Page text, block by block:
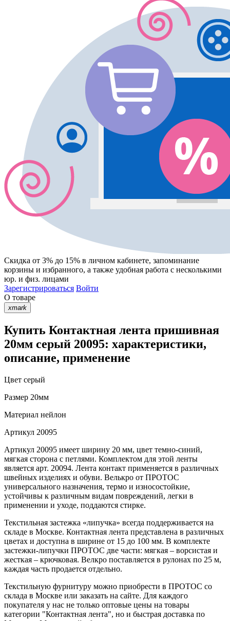
Скидка от 3% до 15% в личном кабинете, запоминание
корзины и избранного, а также удобная работа с несколькими
юр. и физ. лицами
Зарегистрироваться Войти
О товаре
xmark
Купить Контактная лента пришивная
20мм серый 20095: характеристики,
описание, применение
Цвет серый
Размер 20мм
Материал нейлон
Артикул 20095
Артикул 20095 имеет ширину 20 мм, цвет темно-синий,
мягкая сторона с петлями. Комплектом для этой ленты
является арт. 20094. Лента контакт применяется в различных
швейных изделиях и обуви. Велькро от ПРОТОС
универсального назначения, термо и износостойкие,
устойчивы к различным видам повреждений, легки в
применении и уходе, поддаются стирке.
Текстильная застежка «липучка» всегда поддерживается на
складе в Москве. Контактная лента представлена в различных
цветах и доступна в ширине от 15 до 100 мм. В комплекте
застежки-липучки ПРОТОС две части: мягкая – ворсистая и
жесткая – крючковая. Велкро поставляется в рулонах по 25 м,
каждая часть продается отдельно.
Текстильную фурнитуру можно приобрести в ПРОТОС со
склада в Москве или заказать на сайте. Для каждого
покупателя у нас не только оптовые цены на товары
категории "Контактная лента", но и быстрая доставка по